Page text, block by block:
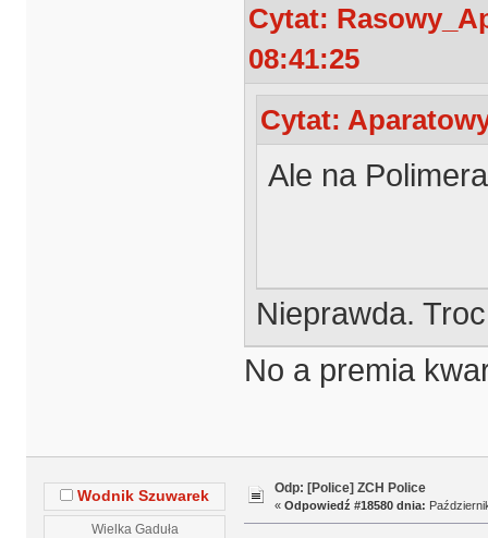
Cytat:
08:41:25
Cytat:
Ale na
Nieprawda.
No a premia
Wodnik Szuwarek
Wielka Gaduła
Odp: [Police] ZCH Police
« Odpowiedź #18580 dnia: